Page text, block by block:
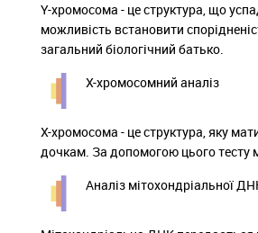
Y-хромосома - це структура, що
можливість встановити
загальний біологічний батько.
Х-хромосомний аналіз
Х-хромосома - це структура, яку
дочкам. За допомогою цього тесту
Аналіз мітохондріальної